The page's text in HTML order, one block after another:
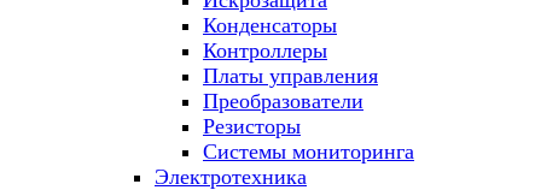
Конденсаторы
Контроллеры
Платы управления
Преобразователи
Резисторы
Системы мониторинга
Электротехника